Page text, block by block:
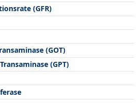
(GFR)
(GOT)
(GPT)